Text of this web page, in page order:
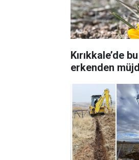
Kırıkkale’de
erkenden